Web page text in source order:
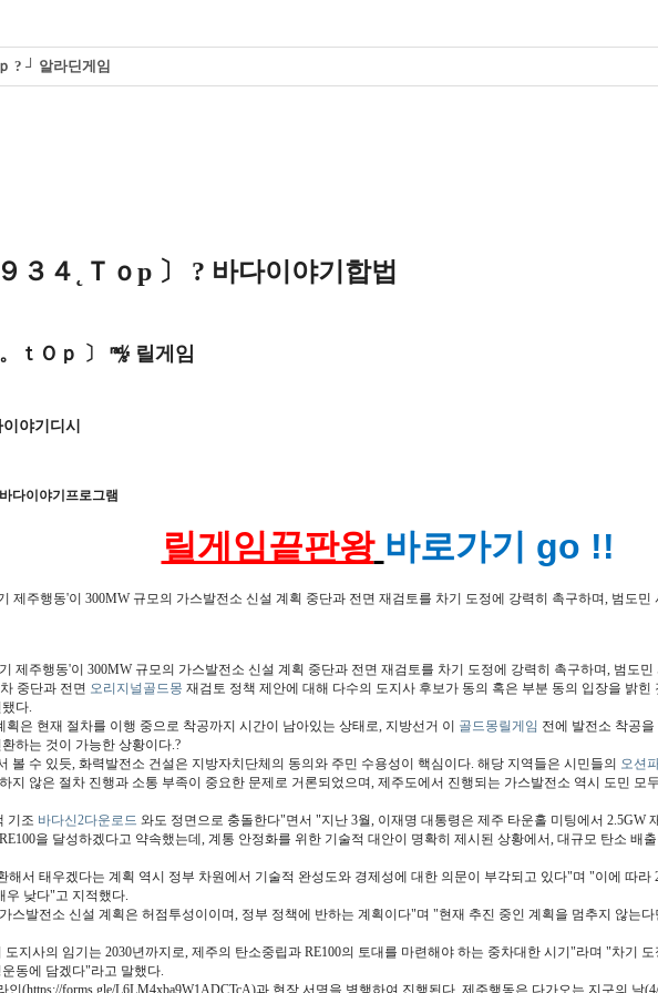
? ┘ 알라딘게임
３４˛Ｔｏp 〕 ? 바다이야기합법
ｔＯｐ 〕 ㎯ 릴게임
야기디시
다이야기프로그램
릴게임끝판왕 바로가기 go !!
제주행동'이 300MW 규모의 가스발전소 신설 계획 중단과 전면 재검토를 차기 도정에 강력히 촉구하며, 범도
제주행동'이 300MW 규모의 가스발전소 신설 계획 중단과 전면 재검토를 차기 도정에 강력히 촉구하며, 범도민
중단과 전면 오리지널골드몽 재검토 정책 제안에 대해 다수의 도지사 후보가 동의 혹은 부분 동의 입장을 밝
다.
은 현재 절차를 이행 중으로 착공까지 시간이 남아있는 상태로, 지방선거 이
골드몽릴게임 전에 발전소 착공
하는 것이 가능한 상황이다.?
볼 수 있듯, 화력발전소 건설은 지방자치단체의 동의와 주민 수용성이 핵심이다. 해당 지역들은 시민들의 오션
지 않은 절차 진행과 소통 부족이 중요한 문제로 거론되었으며, 제주도에서 진행되는 가스발전소 역시 도민
기조 바다신2다운로드 와도 정면으로 충돌한다"면서 "지난 3월, 이재명 대통령은 제주 타운홀 미팅에서 2.5GW
을 달성하겠다고 약속했는데, 계통 안정화를 위한 기술적 대안이 명확히 제시된 상황에서, 대규모 탄소 배
서 태우겠다는 계획 역시 정부 차원에서 기술적 완성도와 경제성에 대한 의문이 부각되고 있다"며 "이에 따
우 낮다"고 지적했다.
스발전소 신설 계획은 허점투성이이며, 정부 정책에 반하는 계획이다"며 "현재 추진 중인 계획을 멈추지 않는
지사의 임기는 2030년까지로, 제주의 탄소중립과 RE100의 토대를 마련해야 하는 중차대한 시기"라며 "차기
동에 담겠다"라고 말했다.